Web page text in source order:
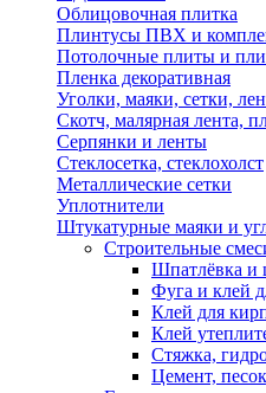
Облицовочная плитка
Плинтусы ПВХ и
Потолочные плиты и
Пленка декоративная
Уголки, маяки, сетки,
Скотч, малярная лента,
Серпянки и ленты
Стеклосетка, стеклохолст
Металлические сетки
Уплотнители
Штукатурные маяки и
Строительные
Шпатлёвка и
Фуга и клей
Клей для
Клей
Стяжка,
Цемент,